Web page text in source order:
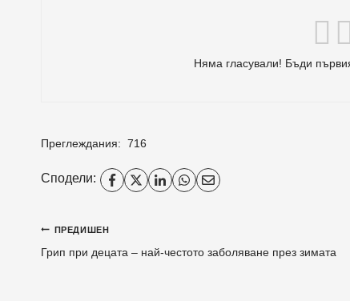
Няма гласували! Бъди
Преглеждания: 716
Сподели:
Навигация
ПРЕДИШЕН
Грип при децата – най-честото заболяване през зимата